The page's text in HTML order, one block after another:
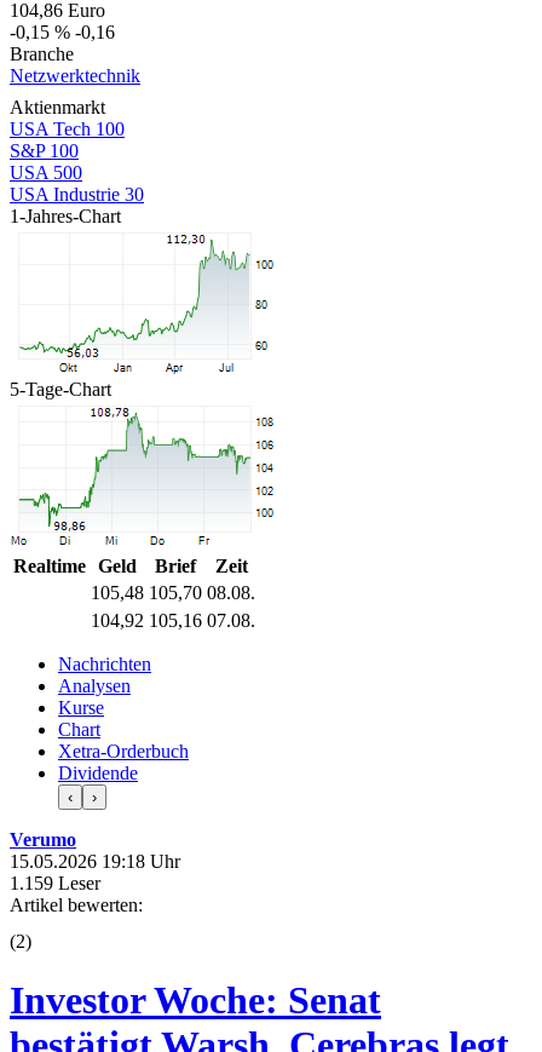
104,86 Euro
-0,15 % -0,16
Branche
Netzwerktechnik
Aktienmarkt
USA Tech 100
S&P 100
USA 500
USA Industrie 30
1-Jahres-Chart
5-Tage-Chart
Realtime Geld Brief
Zeit
105,48 105,70 08.08.
104,92 105,16 07.08.
Nachrichten
Analysen
Kurse
Chart
Xetra-Orderbuch
Dividende
‹ ›
Verumo
15.05.2026 19:18 Uhr
1.159 Leser
Artikel bewerten:
(2)
Investor Woche: Senat